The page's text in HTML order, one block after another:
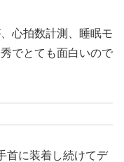
心拍数計測、睡眠モ
でとても面白いので
首に装着し続けてデ